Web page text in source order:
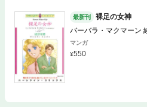
最新刊
裸足の女神
バーバラ・マクマーン
マンガ
550